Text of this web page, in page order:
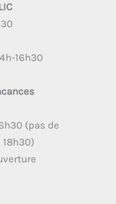
16h30
(pas de